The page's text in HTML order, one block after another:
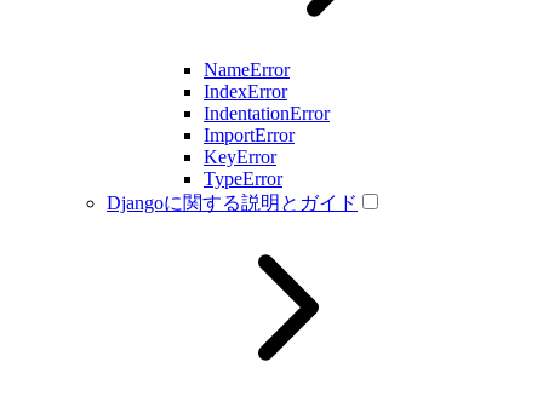
NameError
IndexError
IndentationError
ImportError
KeyError
TypeError
Djangoに関する説明とガイド